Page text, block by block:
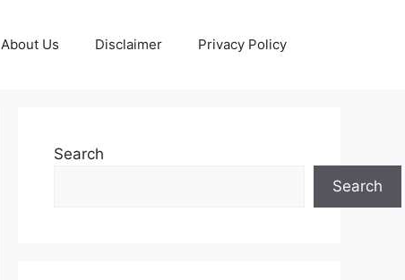
About Us Disclaimer Privacy Policy
Search
Search